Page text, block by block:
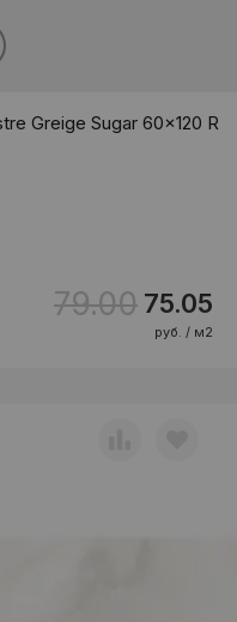
Greige Sugar 60x120 R
79.00 75.05
руб. / м2